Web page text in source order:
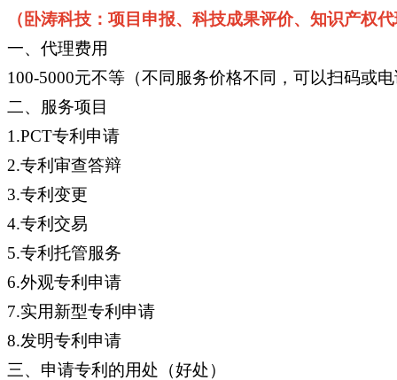
（卧涛科技：项目申报、科技成果评价、知识产权
一、代理费用
100-5000元不等（不同服务价格不同，可以扫码或
二、服务项目
1.PCT专利申请
2.专利审查答辩
3.专利变更
4.专利交易
5.专利托管服务
6.外观专利申请
7.实用新型专利申请
8.发明专利申请
三、申请专利的用处（好处）